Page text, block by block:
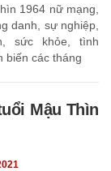
1964 nữ mạng,
danh, sự nghiệp,
sức khỏe, tình
biến các tháng
Mậu Thìn